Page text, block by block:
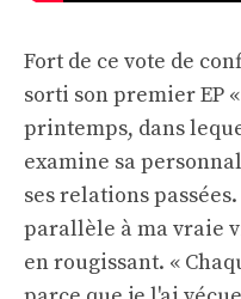
Fort de ce vote de
sorti son premier EP
printemps, dans
examine sa
ses relations
parallèle à ma vraie
en rougissant. «